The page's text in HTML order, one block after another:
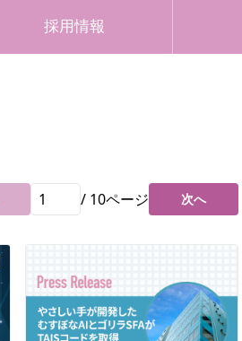
採用情報
/ 10ページ 次へ